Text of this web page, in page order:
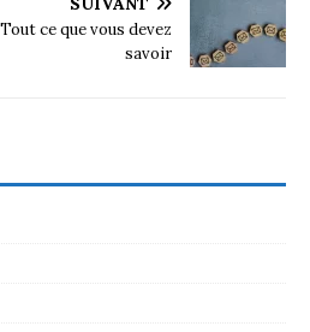
ce que vous devez
savoir